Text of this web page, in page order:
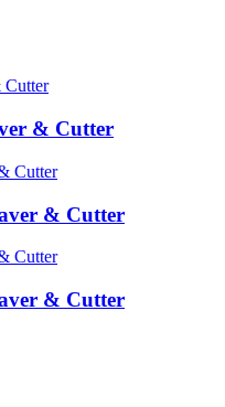
& Cutter
& Cutter
& Cutter